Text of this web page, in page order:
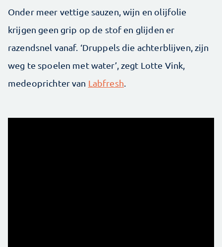
Onder meer vettige sauzen, wijn en olijfolie
krijgen geen grip op de stof en glijden er
razendsnel vanaf. ‘Druppels die achterblijven, zijn
weg te spoelen met water’, zegt Lotte Vink,
medeoprichter van Labfresh.